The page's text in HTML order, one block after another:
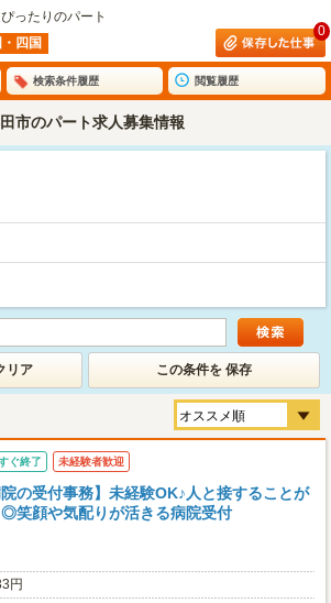
ったりのパート
四国
0
検索条件履歴 閲覧履歴
市のパート求人募集情報
リア この条件を 保存
ぐ終了 未経験者歓迎
院の受付事務】未経験OK♪人と接することが
笑顔や気配りが活きる病院受付
円